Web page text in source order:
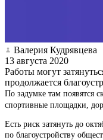
Валерия Кудрявцева
13 августа 2020
Работы могут
продолжается
По задумке там появятся
спортивные площадки,
Есть риск затянуть до
по благоустройству